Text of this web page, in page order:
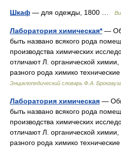
Шкаф — для одежды, 1800 …
Лаборатория химическая*—
быть названо всякого рода
производства химических
отличают Л. органической химии,
разного рода химико
Энциклопедический словарь Ф.А.
Лаборатория химическая —
быть названо всякого рода
производства химических
отличают Л. органической химии,
разного рода химико